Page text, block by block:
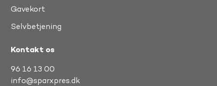
Gavekort
Selvbetjening
Kontakt os
96 16 13 00
info@sparxpres.dk